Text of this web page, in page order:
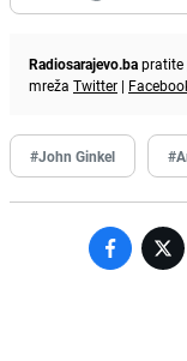
Radiosarajevo.bapratite
mreža Twitter |
#John Ginkel